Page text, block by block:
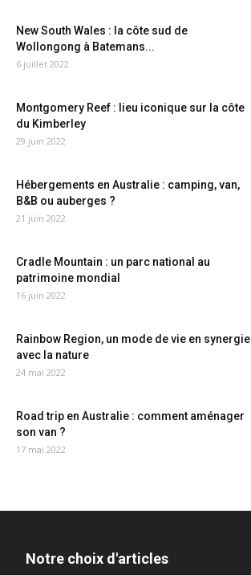
New South Wales : la côte sud de
Wollongong à Batemans...
6 juillet 2022
Montgomery Reef : lieu iconique sur la côte
du Kimberley
29 juin 2022
Hébergements en Australie : camping, van,
B&B ou auberges ?
21 juin 2022
Cradle Mountain : un parc national au
patrimoine mondial
16 juin 2022
Rainbow Region, un mode de vie en synergie
avec la nature
24 mai 2022
Road trip en Australie : comment aménager
son van ?
17 mai 2022
Notre choix d'articles